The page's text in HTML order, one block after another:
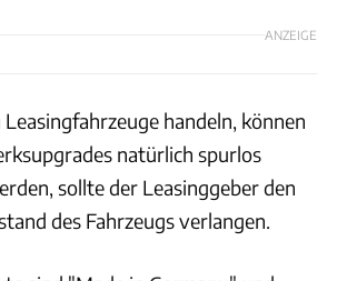
ANZEIGE
Leasingfahrzeuge handeln, können
natürlich spurlos
sollte der Leasinggeber den
des Fahrzeugs verlangen.